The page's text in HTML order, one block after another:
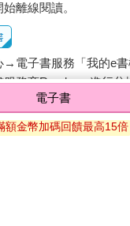
離線閱讀。
→電子書服務「我的e
服務商Readmoo進行兌
在金石堂所購買的電
電子書
金幣加碼回饋最高15倍